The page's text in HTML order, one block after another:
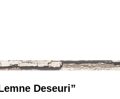
Deseuri”